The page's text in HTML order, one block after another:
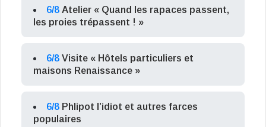
6/8 Atelier « Quand les rapaces passent,
les proies trépassent ! »
6/8 Visite « Hôtels particuliers et
maisons Renaissance »
6/8 Phlipot l’idiot et autres farces
populaires